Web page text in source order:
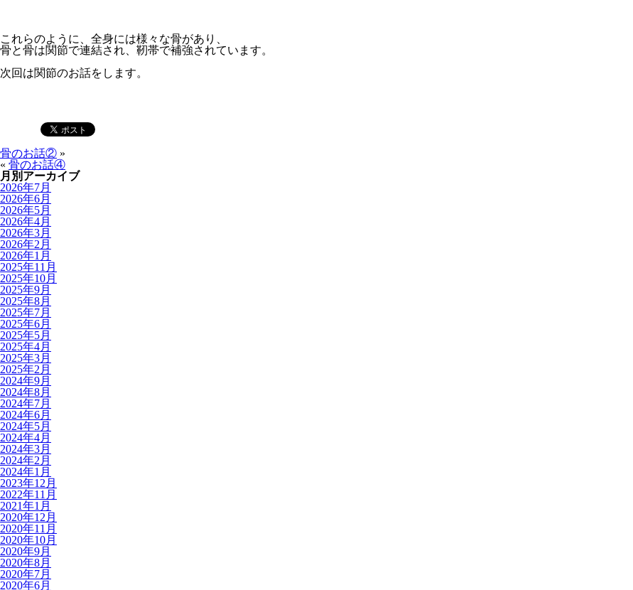
これらのように、全身には様々な骨があり、
骨と骨は関節で連結され、靭帯で補強されています。
次回は関節のお話をします。
骨のお話② »
« 骨のお話④
月別アーカイブ
2026年7月
2026年6月
2026年5月
2026年4月
2026年3月
2026年2月
2026年1月
2025年11月
2025年10月
2025年9月
2025年8月
2025年7月
2025年6月
2025年5月
2025年4月
2025年3月
2025年2月
2024年9月
2024年8月
2024年7月
2024年6月
2024年5月
2024年4月
2024年3月
2024年2月
2024年1月
2023年12月
2022年11月
2021年1月
2020年12月
2020年11月
2020年10月
2020年9月
2020年8月
2020年7月
2020年6月